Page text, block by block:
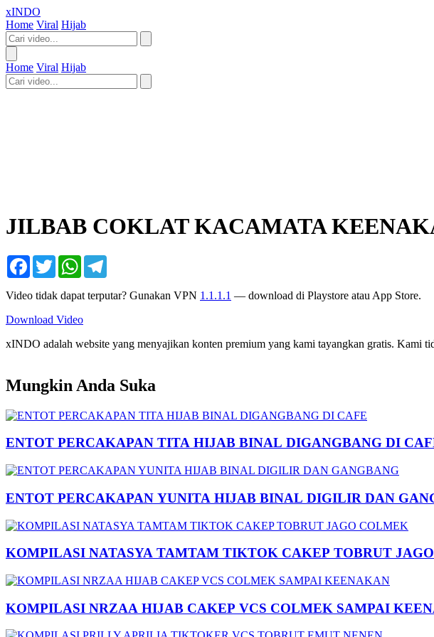
xINDO
Home Viral Hijab
Home Viral Hijab
JILBAB COKLAT KACAMATA
Facebook
TwitterWhatsApp
Video tidak dapat terputar? Gunakan VPN 1.1.1.1 — download di Playstore atau App Store.
Download Video
xINDO adalah website yang menyajikan konten premium yang kami tayangkan gratis. Kami
Mungkin Anda Suka
ENTOT PERCAKAPAN TITA HIJAB BINAL DIGANGBANG DI
ENTOT PERCAKAPAN YUNITA HIJAB BINAL DIGILIR DAN
KOMPILASI NATASYA TAMTAM TIKTOK CAKEP TOBRUT
KOMPILASI NRZAA HIJAB CAKEP VCS COLMEK SAMPAI